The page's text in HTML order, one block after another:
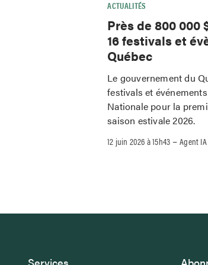
ACTUALITÉS
Près de 800 000
16 festivals et
Québec
Le gouvernement du
festivals et
Nationale pour la
saison estivale 2026.
12 juin 2026 à 15h43 –Agent